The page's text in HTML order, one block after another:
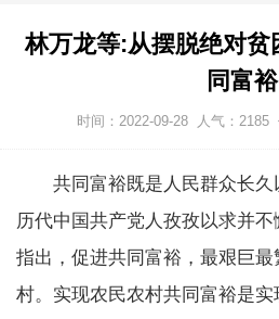
林万龙等:从摆脱绝对贫
同富裕
时间：2022-09-28 人气： 2185
共同富裕既是人民群众长
历代中国共产党人孜孜以求并
指出，促进共同富裕，最艰巨
村。实现农民农村共同富裕是